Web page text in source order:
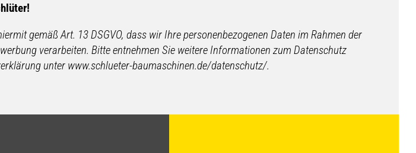
gemäß Art. 13 DSGVO, dass wir Ihre personenbezogenen Daten im Rahmen der
verarbeiten. Bitte entnehmen Sie weitere Informationen zum Datenschutz
unter www.schlueter-baumaschinen.de/datenschutz/.